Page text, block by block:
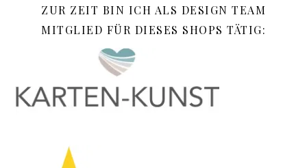
ZUR ZEIT BIN ICH ALS DESIGN TEAM
MITGLIED FÜR DIESES SHOPS TÄTIG: